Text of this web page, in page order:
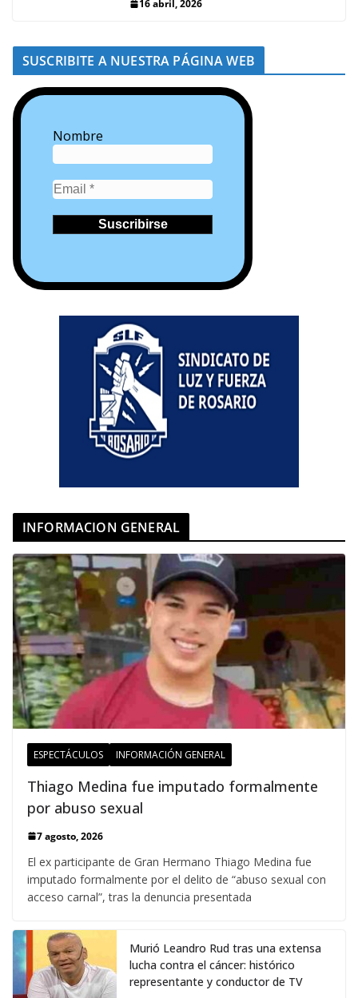
16 abril, 2026
SUSCRIBITE A NUESTRA PÁGINA WEB
Nombre
INFORMACION GENERAL
ESPECTÁCULOS INFORMACIÓN GENERAL
Thiago Medina fue imputado formalmente
por abuso sexual
7 agosto, 2026
El ex participante de Gran Hermano Thiago Medina fue
imputado formalmente por el delito de “abuso sexual con
acceso carnal”, tras la denuncia presentada
Murió Leandro Rud tras una extensa
lucha contra el cáncer: histórico
representante y conductor de TV